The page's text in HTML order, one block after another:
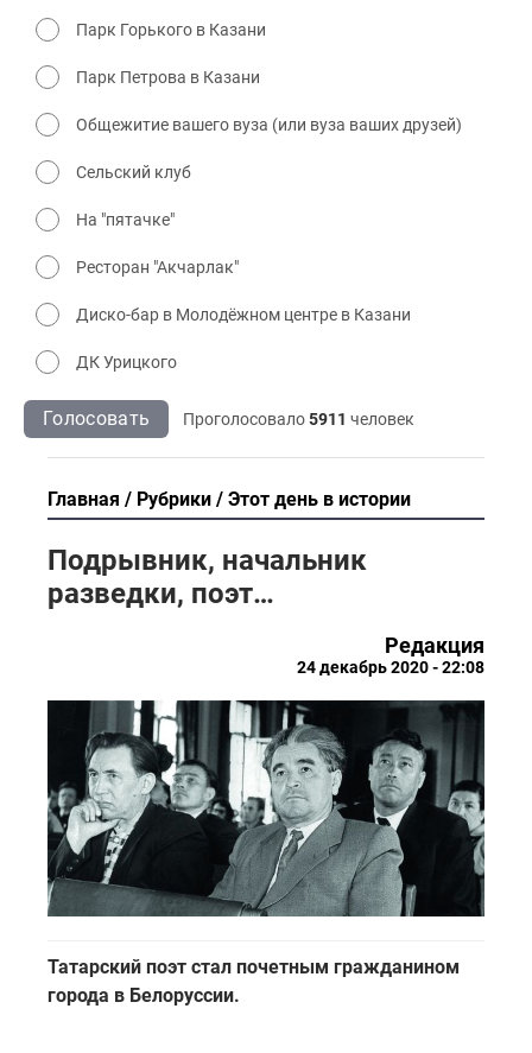
Парк Горького в Казани
Парк Петрова в Казани
Общежитие вашего вуза (или вуза ваших друзей)
Сельский клуб
На "пятачке"
Ресторан "Акчарлак"
Диско-бар в Молодёжном центре в Казани
ДК Урицкого
Голосовать Проголосовало5911 человек
Главная Рубрики Этот день в истории
Подрывник, начальник
разведки, поэт…
Редакция
24 декабрь 2020 - 22:08
Татарский поэт стал почетным гражданином
города в Белоруссии.